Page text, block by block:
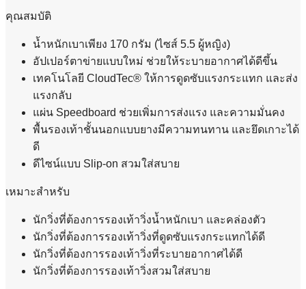
คุณสมบัติ
น้ำหนักเบาเพียง 170 กรัม (ไซส์ 5.5 ผู้หญิง)
อัปเปอร์ตาข่ายแบบใหม่ ช่วยให้ระบายอากาศได้ดีขึ้น
เทคโนโลยี CloudTec® ให้การดูดซับแรงกระแทก และส่ง
แรงกลับ
แผ่น Speedboard ช่วยเพิ่มการส่งแรง และความมั่นคง
พื้นรองเท้าชั้นนอกแบบยางมีความทนทาน และยึดเกาะได้
ดี
ดีไซน์แบบ Slip-on สวมใส่สบาย
เหมาะสำหรับ
นักวิ่งที่ต้องการรองเท้าวิ่งน้ำหนักเบา และคล่องตัว
นักวิ่งที่ต้องการรองเท้าวิ่งที่ดูดซับแรงกระแทกได้ดี
นักวิ่งที่ต้องการรองเท้าวิ่งที่ระบายอากาศได้ดี
นักวิ่งที่ต้องการรองเท้าวิ่งสวมใส่สบาย